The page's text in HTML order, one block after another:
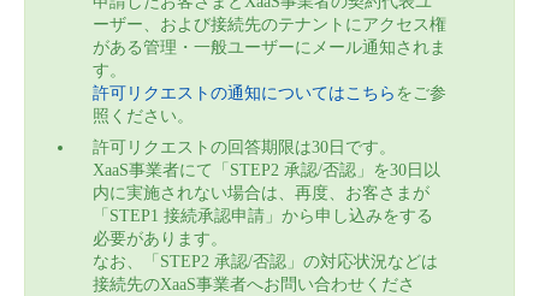
ーザー、および接続先のテナントにアクセス権
がある管理・一般ユーザーにメール通知されま
す。
許可リクエストの通知についてはこちら をご参
照ください。
許可リクエストの回答期限は30日です。
XaaS事業者にて「STEP2 承認/否認」を30日以
内に実施されない場合は、再度、お客さまが
「STEP1 接続承認申請」から申し込みをする
必要があります。
なお、「STEP2 承認/否認」の対応状況などは
接続先のXaaS事業者へお問い合わせくださ